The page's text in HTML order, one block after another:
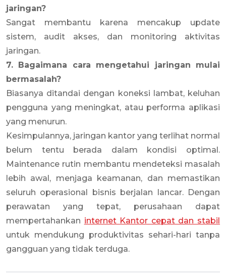
jaringan?
Sangat membantu karena mencakup update
sistem, audit akses, dan monitoring aktivitas
jaringan.
7. Bagaimana cara mengetahui jaringan mulai
bermasalah?
Biasanya ditandai dengan koneksi lambat, keluhan
pengguna yang meningkat, atau performa aplikasi
yang menurun.
Kesimpulannya, jaringan kantor yang terlihat normal
belum tentu berada dalam kondisi optimal.
Maintenance rutin membantu mendeteksi masalah
lebih awal, menjaga keamanan, dan memastikan
seluruh operasional bisnis berjalan lancar. Dengan
perawatan yang tepat, perusahaan dapat
mempertahankan internet Kantor cepat dan stabil
untuk mendukung produktivitas sehari-hari tanpa
gangguan yang tidak terduga.